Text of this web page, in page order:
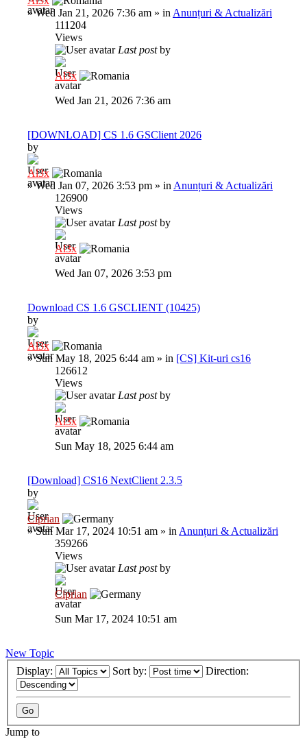
»Wed Jan 21, 2026 7:36 am » in Anunțuri & Actualizări
111204
Views
Last postby
Al3x
Wed Jan 21, 2026 7:36 am
[DOWNLOAD] CS 1.6 GSClient 2026
by
Al3x
»Wed Jan 07, 2026 3:53 pm » in Anunțuri & Actualizări
126900
Views
Last postby
Al3x
Wed Jan 07, 2026 3:53 pm
Download CS 1.6 GSCLIENT (10425)
by
Al3x
»Sun May 18, 2025 6:44 am » in [CS] Kit-uri cs16
126612
Views
Last postby
Al3x
Sun May 18, 2025 6:44 am
[Download] CS16 NextClient 2.3.5
by
Ciprian
»Sun Mar 17, 2024 10:51 am » in Anunțuri & Actualizări
359266
Views
Last postby
Ciprian
Sun Mar 17, 2024 10:51 am
New Topic
Display:
Sort by: Direction:
Jump to